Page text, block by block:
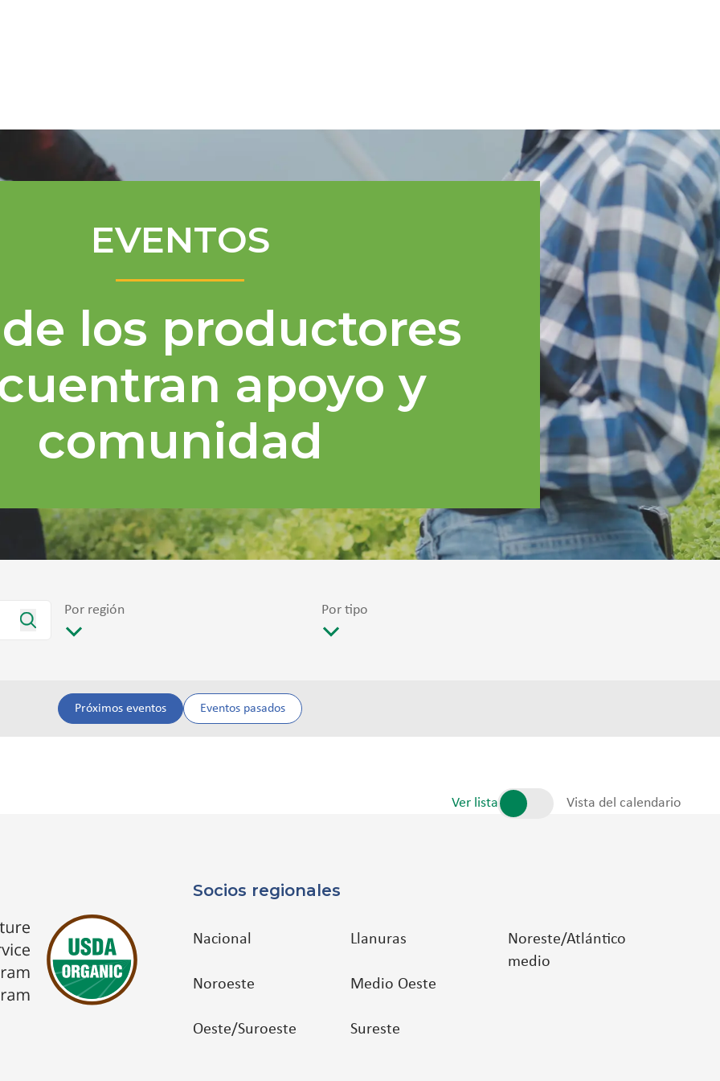
EVENTOS
los productores
apoyo y
comunidad
Por región Por tipo
Próximos eventos Eventos pasados
Ver lista Vista del calendario
Socios regionales
Nacional
Noroeste
Oeste/Suroeste
Llanuras
Medio Oeste
Sureste
Noreste/Atlántico
medio